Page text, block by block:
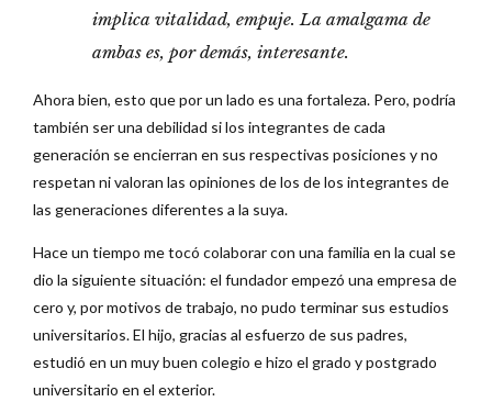
implica vitalidad, empuje. La amalgama de
ambas es, por demás, interesante.
Ahora bien, esto que por un lado es una fortaleza. Pero, podría
también ser una debilidad si los integrantes de cada
generación se encierran en sus respectivas posiciones y no
respetan ni valoran las opiniones de los de los integrantes de
las generaciones diferentes a la suya.
Hace un tiempo me tocó colaborar con una familia en la cual se
dio la siguiente situación: el fundador empezó una empresa de
cero y, por motivos de trabajo, no pudo terminar sus estudios
universitarios. El hijo, gracias al esfuerzo de sus padres,
estudió en un muy buen colegio e hizo el grado y postgrado
universitario en el exterior.